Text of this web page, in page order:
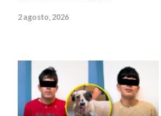
2 agosto, 2026